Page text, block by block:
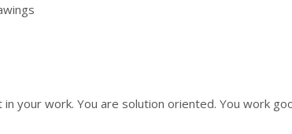
in your work. You are solution oriented. You work